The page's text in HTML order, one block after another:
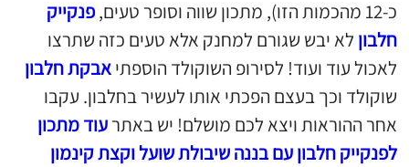
כ-12 מהכמות הזו), מתכון שווה וסופר טעים,
פנקייק
חלבון לא יבש שגורם למחנק אלא טעים כזה שתרצו
לאכול עוד ועוד! לסירופ השוקולד הוספתיאבקת חלבון
שוקולד וכך בעצם הפכתי אותו לעשיר בחלבון. עקבו
אחר ההוראות ויצא לכם מושלם! יש באתרעוד מתכון
לפנקייק חלבון עם בננה שיבולת שועל וקצת קינמון